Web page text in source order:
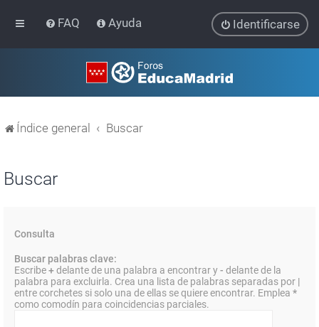
FAQ Ayuda Identificarse
Índice general Buscar
Buscar
Consulta
Buscar palabras clave:
Escribe+delante de una palabra a encontrar y- delante de la
palabra para excluirla. Crea una lista de palabras separadas por |
entre corchetes si solo una de ellas se quiere encontrar. Emplea *
como comodín para coincidencias parciales.